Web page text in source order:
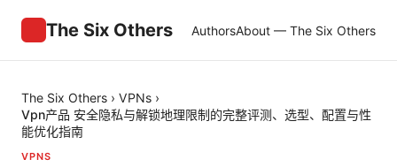
The Six Others AuthorsAbout — The Six Others
The Six Others › VPNs ›
Vpn产品 安全隐私与解锁地理限制的完整评测、选型、配置与性
能优化指南
VPNS